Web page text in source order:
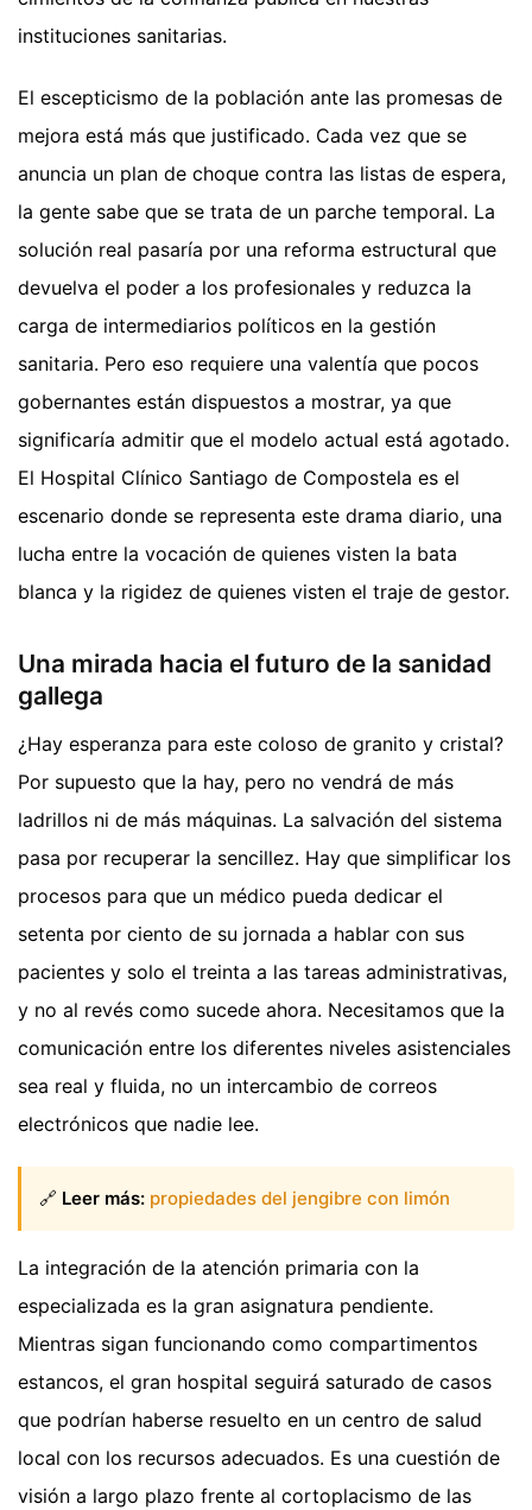
instituciones sanitarias.
El escepticismo de la población ante las promesas de
mejora está más que justificado. Cada vez que se
anuncia un plan de choque contra las listas de espera,
la gente sabe que se trata de un parche temporal. La
solución real pasaría por una reforma estructural que
devuelva el poder a los profesionales y reduzca la
carga de intermediarios políticos en la gestión
sanitaria. Pero eso requiere una valentía que pocos
gobernantes están dispuestos a mostrar, ya que
significaría admitir que el modelo actual está agotado.
El Hospital Clínico Santiago de Compostela es el
escenario donde se representa este drama diario, una
lucha entre la vocación de quienes visten la bata
blanca y la rigidez de quienes visten el traje de gestor.
Una mirada hacia el futuro de la sanidad
gallega
¿Hay esperanza para este coloso de granito y cristal?
Por supuesto que la hay, pero no vendrá de más
ladrillos ni de más máquinas. La salvación del sistema
pasa por recuperar la sencillez. Hay que simplificar los
procesos para que un médico pueda dedicar el
setenta por ciento de su jornada a hablar con sus
pacientes y solo el treinta a las tareas administrativas,
y no al revés como sucede ahora. Necesitamos que la
comunicación entre los diferentes niveles asistenciales
sea real y fluida, no un intercambio de correos
electrónicos que nadie lee.
🔗 Leer más: propiedades del jengibre con limón
La integración de la atención primaria con la
especializada es la gran asignatura pendiente.
Mientras sigan funcionando como compartimentos
estancos, el gran hospital seguirá saturado de casos
que podrían haberse resuelto en un centro de salud
local con los recursos adecuados. Es una cuestión de
visión a largo plazo frente al cortoplacismo de las